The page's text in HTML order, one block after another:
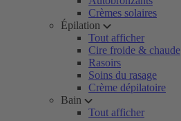
Crèmes solaires
Épilation
Tout afficher
Cire froide & chaude
Rasoirs
Soins du rasage
Crème dépilatoire
Bain
Tout afficher